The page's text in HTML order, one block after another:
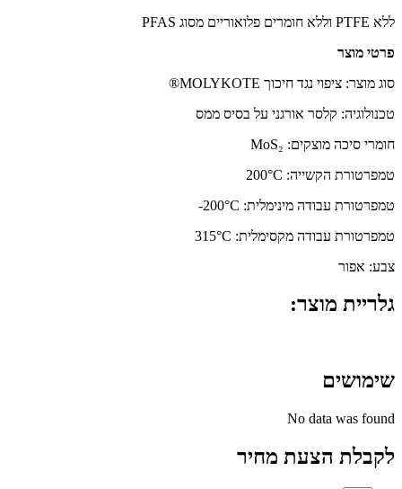
ללא PTFE וללא חומרים פלואוריים מסוג PFAS
פרטי מוצר
סוג מוצר: ציפוי נגד חיכוך MOLYKOTE®
טכנולוגיה: קלסר אורגני על בסיס ממס
חומרי סיכה מוצקים: MoS₂
טמפרטורת הקשייה: ‎200°C
טמפרטורת עבודה מינימלית: ‎-200°C
טמפרטורת עבודה מקסימלית: ‎315°C
צבע: אפור
גלריית מוצר:
שימושים
No data was found
לקבלת הצעת מחיר